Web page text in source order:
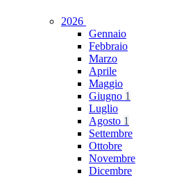
2026
Gennaio
Febbraio
Marzo
Aprile
Maggio
Giugno 1
Luglio
Agosto 1
Settembre
Ottobre
Novembre
Dicembre